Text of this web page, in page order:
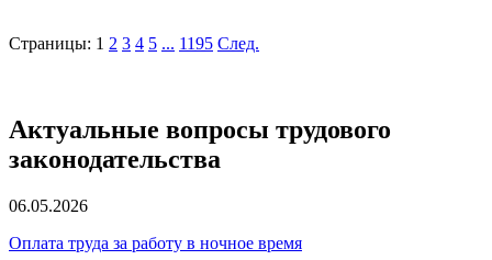
Страницы: 1 2 3 4 5 ... 1195 След.
Актуальные вопросы трудового
законодательства
06.05.2026
Оплата труда за работу в ночное время